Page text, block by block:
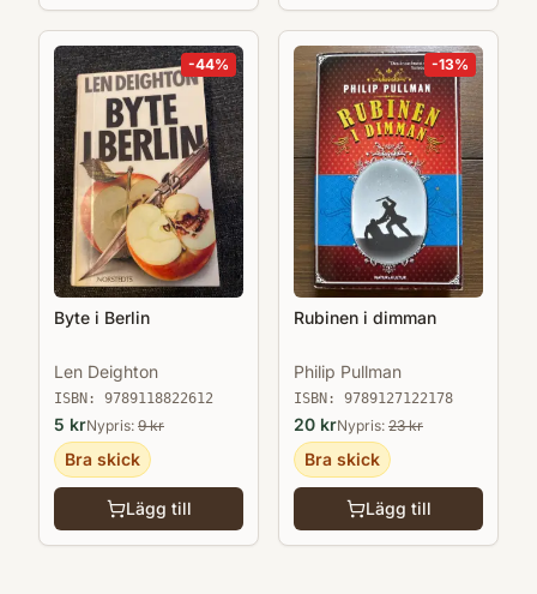
-44%
Byte i Berlin
Len Deighton
ISBN: 9789118822612
5 krNypris: 9kr
Bra skick
Lägg till
-13%
Rubinen i dimman
Philip Pullman
ISBN: 9789127122178
20 krNypris: 23kr
Bra skick
Lägg till